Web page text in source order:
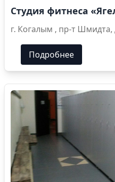
Студия фитнеса
г. Когалым , пр-т
Подробнее